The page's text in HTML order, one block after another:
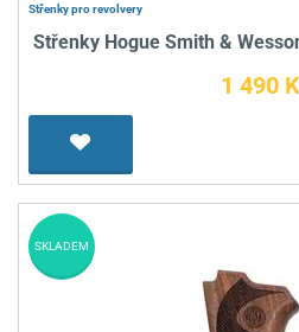
Střenky pro revolvery
Střenky Hogue Smith &
1 490
SKLADEM